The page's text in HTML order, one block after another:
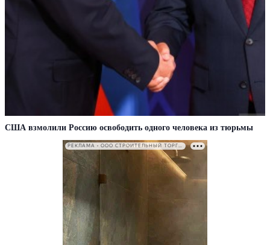
США взмолили Россию освободить одного человека из тюрьмы
РЕКЛАМА • ООО СТРОИТЕЛЬНЫЙ ТОРГОВЫЙ ДОМ «ПЕТРОВИЧ». ИНН: 7802348846